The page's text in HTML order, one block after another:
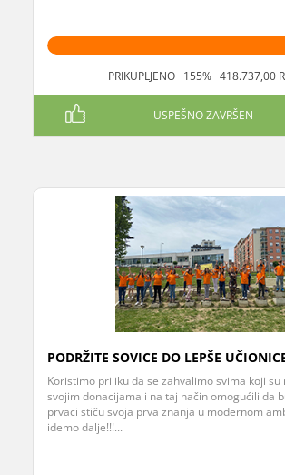
PRIKUPLJENO 155% 418.737,00
USPEŠNO ZAVRŠEN
PODRŽITE SOVICE DO LEPŠE
Koristimo priliku da se zahvalimo svima koji su
svojim donacijama i na taj način omogućili da
prvaci stiču svoja prva znanja u modernom
idemo dalje!!!...